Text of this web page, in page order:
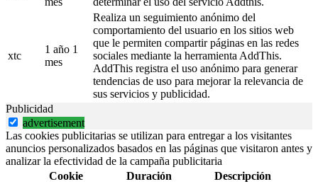
xtc
1 año 1
mes
Realiza un seguimiento anónimo del
comportamiento del usuario en los sitios web
que le permiten compartir páginas en las redes
sociales mediante la herramienta AddThis.
AddThis registra el uso anónimo para generar
tendencias de uso para mejorar la relevancia de
sus servicios y publicidad.
Publicidad
advertisement
Las cookies publicitarias se utilizan para entregar a los visitantes
anuncios personalizados basados en las páginas que visitaron antes y
analizar la efectividad de la campaña publicitaria
Cookie
Duración Descripción